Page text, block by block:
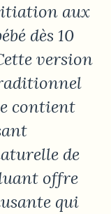
aux
dès 10
version
contient
de
offre
qui